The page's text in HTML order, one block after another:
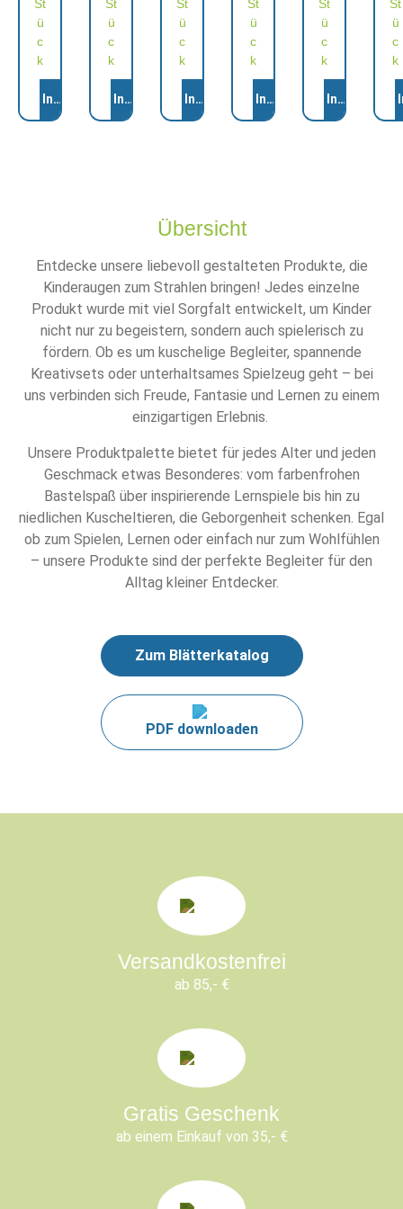
St
ü
c
k
In den Warenkorb
St
ü
c
k
In den Warenkorb
St
ü
c
k
In den Warenkorb
St
ü
c
k
In den Warenkorb
St
ü
c
k
In den
St
ü
c
k
Übersicht
Entdecke unsere liebevoll gestalteten Produkte, die
Kinderaugen zum Strahlen bringen! Jedes einzelne
Produkt wurde mit viel Sorgfalt entwickelt, um Kinder
nicht nur zu begeistern, sondern auch spielerisch zu
fördern. Ob es um kuschelige Begleiter, spannende
Kreativsets oder unterhaltsames Spielzeug geht – bei
uns verbinden sich Freude, Fantasie und Lernen zu einem
einzigartigen Erlebnis.
Unsere Produktpalette bietet für jedes Alter und jeden
Geschmack etwas Besonderes: vom farbenfrohen
Bastelspaß über inspirierende Lernspiele bis hin zu
niedlichen Kuscheltieren, die Geborgenheit schenken. Egal
ob zum Spielen, Lernen oder einfach nur zum Wohlfühlen
– unsere Produkte sind der perfekte Begleiter für den
Alltag kleiner Entdecker.
Zum Blätterkatalog
PDF downloaden
Versandkostenfrei
ab 85,- €
Gratis Geschenk
ab einem Einkauf von 35,- €